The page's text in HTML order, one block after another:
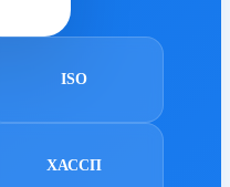
ISO
ХАССП